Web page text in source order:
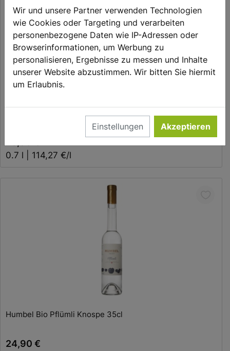
Wir und unsere Partner verwenden Technologien
wie Cookies oder Targeting und verarbeiten
personenbezogene Daten wie IP-Adressen oder
Browserinformationen, um Werbung zu
personalisieren, Ergebnisse zu messen und Inhalte
unserer Website abzustimmen. Wir bitten Sie hiermit
um Erlaubnis.
Einstellungen Akzeptieren
0.7 l | 114,27 €/l
Humbel Bio Pflümli Knospe 35cl
24,90 €